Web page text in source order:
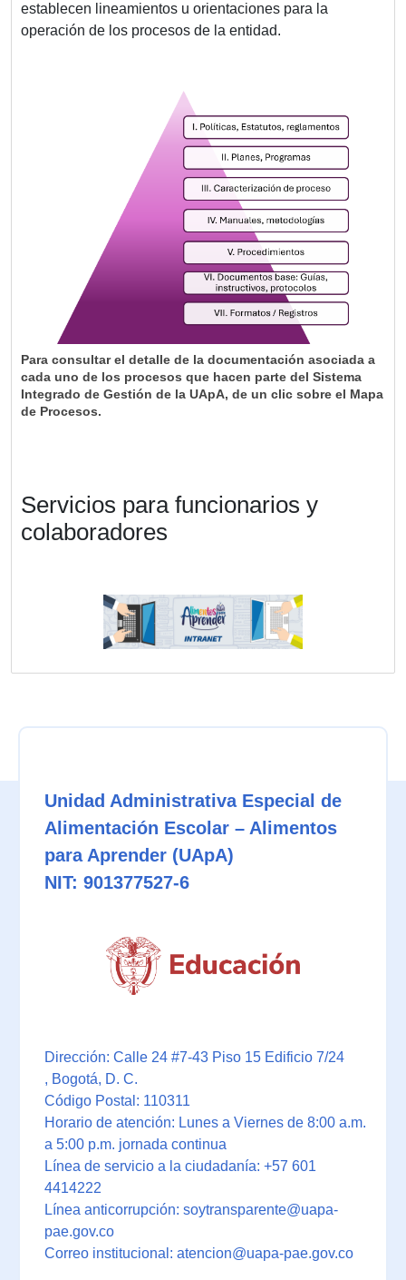
establecen lineamientos u orientaciones para la
operación de los procesos de la entidad.
Para consultar el detalle de la documentación asociada a
cada uno de los procesos que hacen parte del Sistema
Integrado de Gestión de la UApA, de un clic sobre el Mapa
de Procesos.
Servicios para funcionarios y
colaboradores
Unidad Administrativa Especial de
Alimentación Escolar – Alimentos
para Aprender (UApA)
NIT: 901377527-6
Dirección: Calle 24 #7-43 Piso 15 Edificio 7/24
, Bogotá, D. C.
Código Postal: 110311
Horario de atención: Lunes a Viernes de 8:00 a.m.
a 5:00 p.m. jornada continua
Línea de servicio a la ciudadanía: +57 601
4414222
Línea anticorrupción: soytransparente@uapa-
pae.gov.co
Correo institucional: atencion@uapa-pae.gov.co